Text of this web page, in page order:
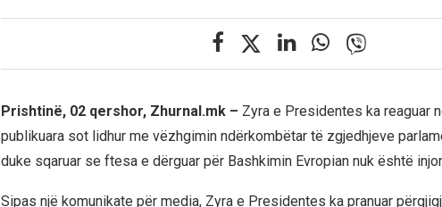
Prishtinë, 02 qershor, Zhurnal.mk – Zyra e Presidentes ka reaguar
publikuara sot lidhur me vëzhgimin ndërkombëtar të zgjedhjeve
duke sqaruar se ftesa e dërguar për Bashkimin Evropian nuk është
Sipas një komunikate për media, Zyra e Presidentes ka pranuar